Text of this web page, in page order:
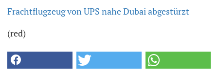
Frachtflugzeug von UPS nahe Dubai abgestürzt
(red)